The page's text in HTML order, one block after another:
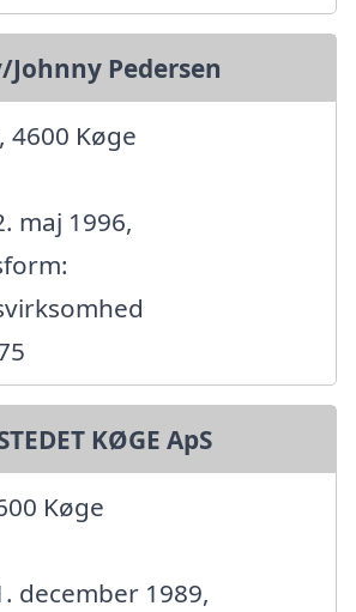
Pedersen
4600 Køge
maj 1996,
KØGE ApS
Køge
december 1989,